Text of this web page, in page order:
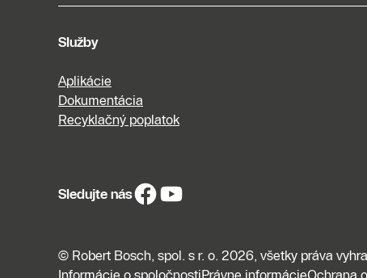
Služby
Aplikácie
Dokumentácia
Recyklačný poplatok
Sledujte nás
© Robert Bosch, spol. s r. o. 2026, všetky práva